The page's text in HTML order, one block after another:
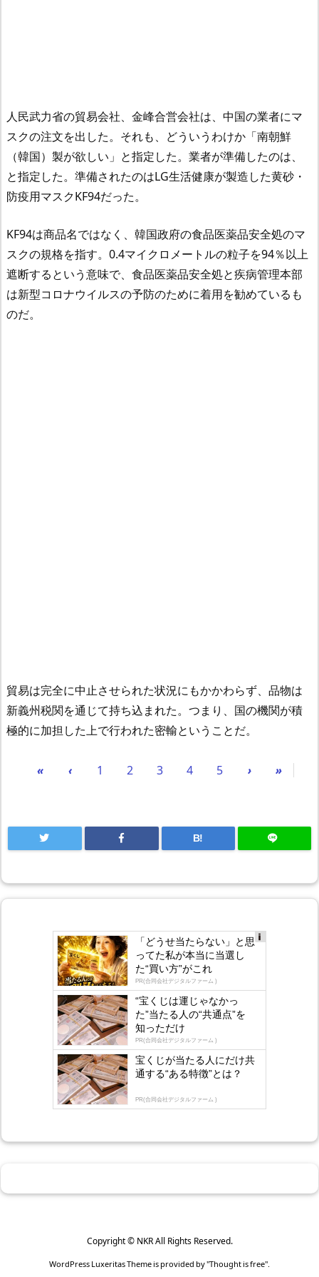
人民武力省の貿易会社、金峰合営会社は、中国の業者にマ
スクの注文を出した。それも、どういうわけか「南朝鮮
（韓国）製が欲しい」と指定した。業者が準備したのは、
と指定した。準備されたのはLG生活健康が製造した黄砂・
防疫用マスクKF94だった。
KF94は商品名ではなく、韓国政府の食品医薬品安全処のマ
スクの規格を指す。0.4マイクロメートルの粒子を94％以上
遮断するという意味で、食品医薬品安全処と疾病管理本部
は新型コロナウイルスの予防のために着用を勧めているも
のだ。
貿易は完全に中止させられた状況にもかかわらず、品物は
新義州税関を通じて持ち込まれた。つまり、国の機関が積
極的に加担した上で行われた密輸ということだ。
« ‹ 1 2 3 4 5 › »
B!
gly
「どうせ当たらない」と思
ってた私が本当に当選し
た“買い方”がこれ
PR(合同会社デジタルファーム )
“宝くじは運じゃなかっ
た”当たる人の“共通点”を
知っただけ
PR(合同会社デジタルファーム )
宝くじが当たる人にだけ共
通する“ある特徴”とは？
PR(合同会社デジタルファーム )
Copyright © NKRAll Rights Reserved.
WordPress Luxeritas Theme is provided by "Thought is free".